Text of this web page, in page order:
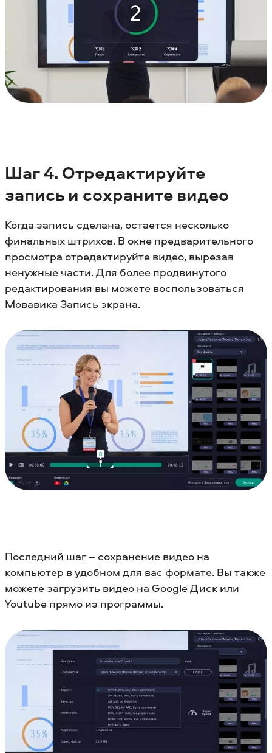
Шаг4. Отредактируйте
запись и сохраните видео
Когда запись сделана, остается несколько
финальных штрихов. В окне предварительного
просмотра отредактируйте видео, вырезав
ненужные части. Для более продвинутого
редактирования вы можете воспользоваться
Мовавика Запись экрана.
Последний шаг – сохранение видео на
компьютер в удобном для вас формате. Вы также
можете загрузить видео на Google Диск или
Youtube прямо из программы.